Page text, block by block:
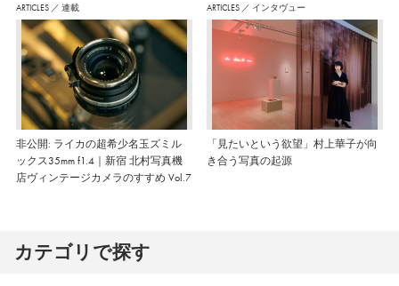
ARTICLES ／ 連載
非公開: ライカの超希少名玉ズミル
ックス35mm f1.4｜新宿 北村写真機
店ヴィンテージカメラのすすめ Vol.7
ARTICLES ／ インタヴュー
「見たいという欲望」村上華子が向
き合う写真の起源
カテゴリで探す